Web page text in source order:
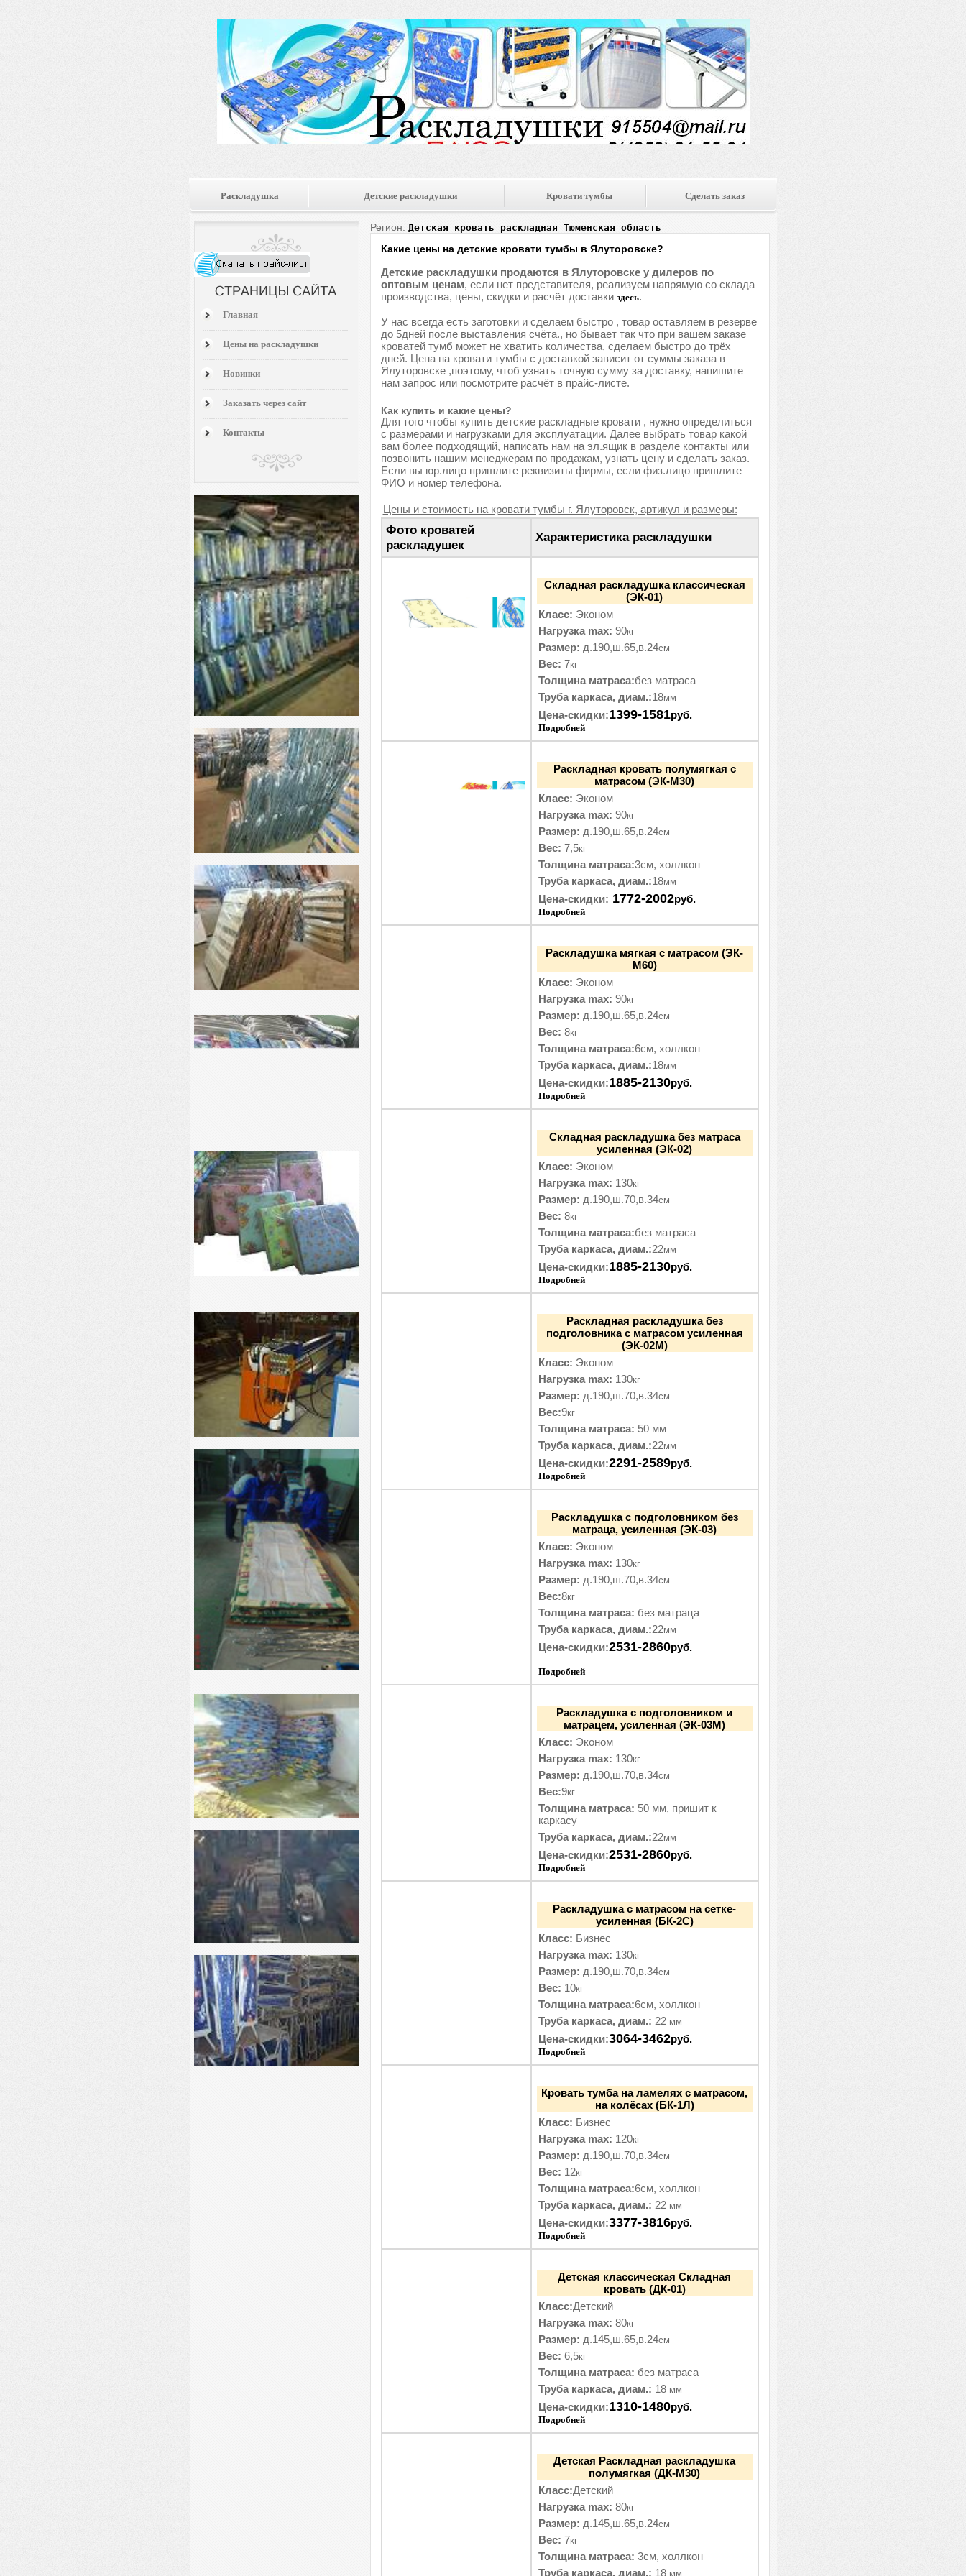
Раскладушка Детские раскладушки Кровати тумбы Сделать заказ
Главная
Цены на раскладушки
Новинки
Заказать через сайт
Контакты
Регион: Детская кровать раскладная Тюменская область
Какие цены на детские кровати тумбы в Ялуторовске?
Детские раскладушки продаются в Ялуторовске у дилеров по
оптовым ценам, если нет представителя, реализуем напрямую со склада
производства, цены, скидки и расчёт доставки здесь.
У нас всегда есть заготовки и сделаем быстро , товар оставляем в резерве
до 5дней после выставления счёта., но бывает так что при вашем заказе
кроватей тумб может не хватить количества, сделаем быстро до трёх
дней. Цена на кровати тумбы с доставкой зависит от суммы заказа в
Ялуторовске ,поэтому, чтоб узнать точную сумму за доставку, напишите
нам запрос или посмотрите расчёт в прайс-листе.
Как купить и какие цены?
Для того чтобы купить детские раскладные кровати , нужно определиться
с размерами и нагрузками для эксплуатации. Далее выбрать товар какой
вам более подходящий, написать нам на эл.ящик в разделе контакты или
позвонить нашим менеджерам по продажам, узнать цену и сделать заказ.
Если вы юр.лицо пришлите реквизиты фирмы, если физ.лицо пришлите
ФИО и номер телефона.
Цены и стоимость на кровати тумбы г. Ялуторовск, артикул и размеры:
Фото кроватей
раскладушек
Характеристика раскладушки
Складная раскладушка классическая
(ЭК-01)
Класс: Эконом
Нагрузка max: 90кг
Размер: д.190,ш.65,в.24см
Вес: 7кг
Толщина матраса:без матраса
Труба каркаса, диам.:18мм
Цена-скидки:1399-1581руб.
Подробней
Раскладная кровать полумягкая с
матрасом (ЭК-М30)
Класс: Эконом
Нагрузка max: 90кг
Размер: д.190,ш.65,в.24см
Вес: 7,5кг
Толщина матраса:3см, холлкон
Труба каркаса, диам.:18мм
Цена-скидки: 1772-2002руб.
Подробней
Раскладушка мягкая с матрасом (ЭК-
М60)
Класс: Эконом
Нагрузка max: 90кг
Размер: д.190,ш.65,в.24см
Вес: 8кг
Толщина матраса:6см, холлкон
Труба каркаса, диам.:18мм
Цена-скидки:1885-2130руб.
Подробней
Складная раскладушка без матраса
усиленная (ЭК-02)
Класс: Эконом
Нагрузка max: 130кг
Размер: д.190,ш.70,в.34см
Вес: 8кг
Толщина матраса:без матраса
Труба каркаса, диам.:22мм
Цена-скидки:1885-2130руб.
Подробней
Раскладная раскладушка без
подголовника с матрасом усиленная
(ЭК-02М)
Класс: Эконом
Нагрузка max: 130кг
Размер: д.190,ш.70,в.34см
Вес:9кг
Толщина матраса: 50 мм
Труба каркаса, диам.:22мм
Цена-скидки:2291-2589руб.
Подробней
Раскладушка с подголовником без
матраца, усиленная (ЭК-03)
Класс: Эконом
Нагрузка max: 130кг
Размер: д.190,ш.70,в.34см
Вес:8кг
Толщина матраса: без матраца
Труба каркаса, диам.:22мм
Цена-скидки:2531-2860руб.
Подробней
Раскладушка с подголовником и
матрацем, усиленная (ЭК-03М)
Класс: Эконом
Нагрузка max: 130кг
Размер: д.190,ш.70,в.34см
Вес:9кг
Толщина матраса: 50 мм, пришит к
каркасу
Труба каркаса, диам.:22мм
Цена-скидки:2531-2860руб.
Подробней
Раскладушка с матрасом на сетке-
усиленная (БК-2С)
Класс: Бизнес
Нагрузка max: 130кг
Размер: д.190,ш.70,в.34см
Вес: 10кг
Толщина матраса:6см, холлкон
Труба каркаса, диам.: 22 мм
Цена-скидки:3064-3462руб.
Подробней
Кровать тумба на ламелях с матрасом,
на колёсах (БК-1Л)
Класс: Бизнес
Нагрузка max: 120кг
Размер: д.190,ш.70,в.34см
Вес: 12кг
Толщина матраса:6см, холлкон
Труба каркаса, диам.: 22 мм
Цена-скидки:3377-3816руб.
Подробней
Детская классическая Складная
кровать (ДК-01)
Класс:Детский
Нагрузка max: 80кг
Размер: д.145,ш.65,в.24см
Вес: 6,5кг
Толщина матраса: без матраса
Труба каркаса, диам.: 18 мм
Цена-скидки:1310-1480руб.
Подробней
Детская Раскладная раскладушка
полумягкая (ДК-М30)
Класс:Детский
Нагрузка max: 80кг
Размер: д.145,ш.65,в.24см
Вес: 7кг
Толщина матраса: 3см, холлкон
Труба каркаса, диам.: 18 мм